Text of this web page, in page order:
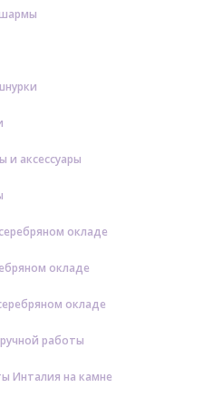
и аксессуары
окладе
окладе
окладе
работы
Инталия на камне